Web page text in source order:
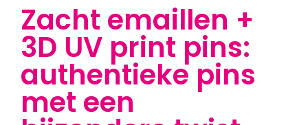
Zacht emaillen +
3D UV print pins:
authentieke pins
met een